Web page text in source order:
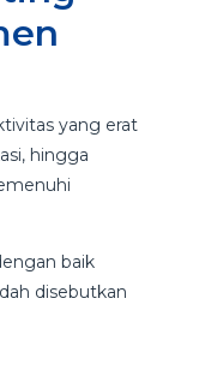
yang erat
hingga
baik
disebutkan